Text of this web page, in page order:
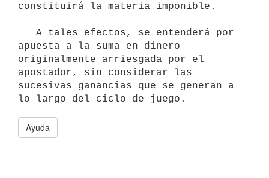
constituirá la materia imponible.
apuesta a la suma en dinero
originalmente arriesgada por el
apostador, sin considerar las
sucesivas ganancias que se generan a
Ayuda